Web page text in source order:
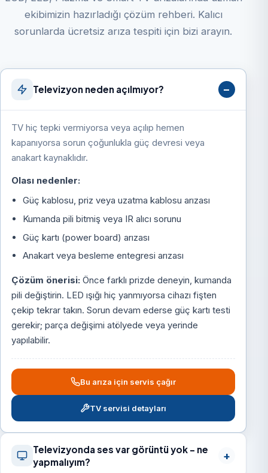
ekibimizin hazırladığı çözüm rehberi. Kalıcı
sorunlarda ücretsiz arıza tespiti için bizi arayın.
Televizyon neden açılmıyor?
TV hiç tepki vermiyorsa veya açılıp hemen
kapanıyorsa sorun çoğunlukla güç devresi veya
anakart kaynaklıdır.
Olası nedenler:
Güç kablosu, priz veya uzatma kablosu arızası
Kumanda pili bitmiş veya IR alıcı sorunu
Güç kartı (power board) arızası
Anakart veya besleme entegresi arızası
Çözüm önerisi: Önce farklı prizde deneyin, kumanda
pili değiştirin. LED ışığı hiç yanmıyorsa cihazı fişten
çekip tekrar takın. Sorun devam ederse güç kartı testi
gerekir; parça değişimi atölyede veya yerinde
yapılabilir.
Bu arıza için servis çağır
TV servisi detayları
Televizyonda ses var görüntü yok – ne
yapmalıyım?